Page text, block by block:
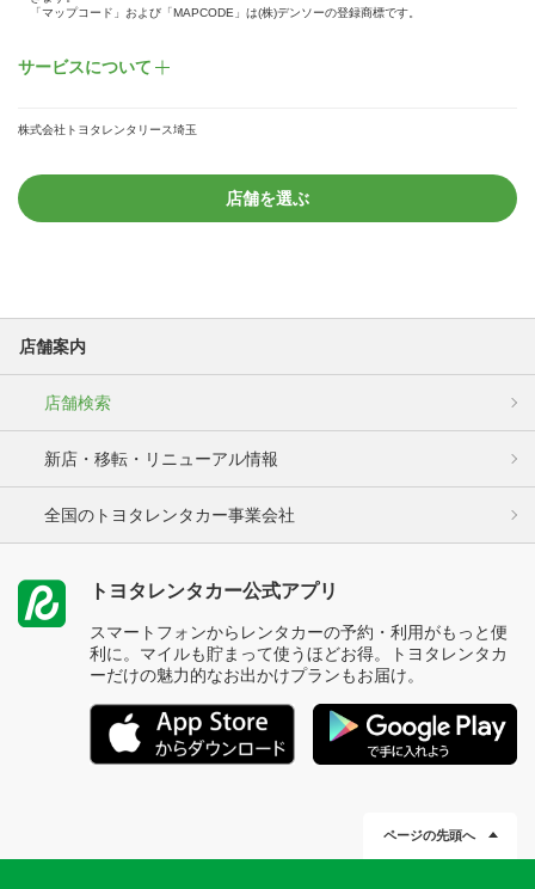
「マップコード」および「MAPCODE」は(株)デンソーの登録商標です。
サービスについて
株式会社トヨタレンタリース埼玉
店舗を選ぶ
店舗案内
店舗検索
新店・移転・リニューアル情報
全国のトヨタレンタカー事業会社
トヨタレンタカー公式アプリ
スマートフォンからレンタカーの予約・利用がもっと便
利に。マイルも貯まって使うほどお得。トヨタレンタカ
ーだけの魅力的なお出かけプランもお届け。
ページの先頭へ